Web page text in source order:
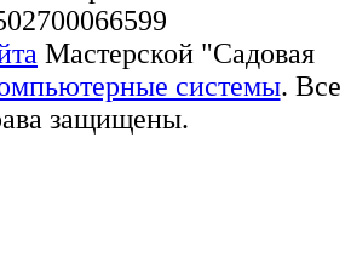
Мастерской "Садовая
системы. Все
защищены.